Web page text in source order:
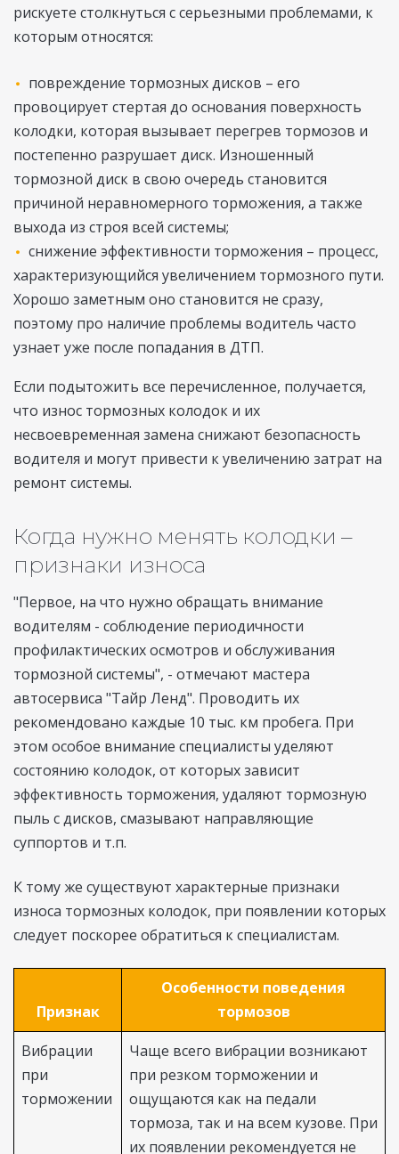
рискуете столкнуться с серьезными проблемами, к
которым относятся:
повреждение тормозных дисков – его
провоцирует стертая до основания поверхность
колодки, которая вызывает перегрев тормозов и
постепенно разрушает диск. Изношенный
тормозной диск в свою очередь становится
причиной неравномерного торможения, а также
выхода из строя всей системы;
снижение эффективности торможения – процесс,
характеризующийся увеличением тормозного пути.
Хорошо заметным оно становится не сразу,
поэтому про наличие проблемы водитель часто
узнает уже после попадания в ДТП.
Если подытожить все перечисленное, получается,
что износ тормозных колодок и их
несвоевременная замена снижают безопасность
водителя и могут привести к увеличению затрат на
ремонт системы.
Когда нужно менять колодки –
признаки износа
"Первое, на что нужно обращать внимание
водителям - соблюдение периодичности
профилактических осмотров и обслуживания
тормозной системы", - отмечают мастера
автосервиса "Тайр Ленд". Проводить их
рекомендовано каждые 10 тыс. км пробега. При
этом особое внимание специалисты уделяют
состоянию колодок, от которых зависит
эффективность торможения, удаляют тормозную
пыль с дисков, смазывают направляющие
суппортов и т.п.
К тому же существуют характерные признаки
износа тормозных колодок, при появлении которых
следует поскорее обратиться к специалистам.
Признак
Особенности поведения
тормозов
Вибрации
при
торможении
Чаще всего вибрации возникают
при резком торможении и
ощущаются как на педали
тормоза, так и на всем кузове. При
их появлении рекомендуется не